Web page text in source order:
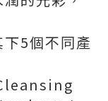
5個不同產